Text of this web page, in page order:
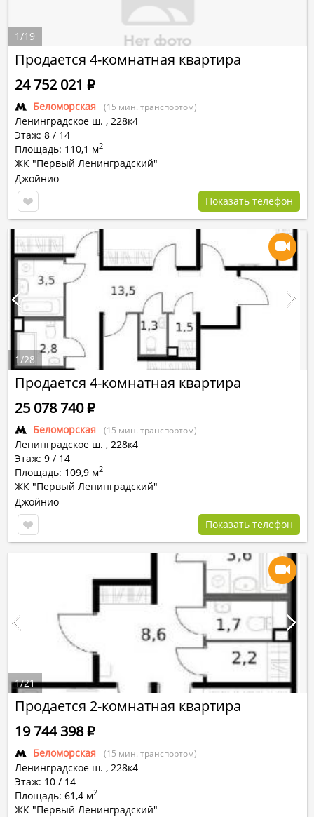
Продается 4-комнатная квартира
Беломорская (15 мин. транспортом)
Ленинградское ш. , 228к4
Этаж: 8 / 14
Площадь: 110,1 м2
ЖК "Первый Ленинградский"
24 752 021 Р
Джойнио
Показать телефон
1/19
Продается 4-комнатная квартира
Беломорская (15 мин. транспортом)
Ленинградское ш. , 228к4
Этаж: 9 / 14
Площадь: 109,9 м2
ЖК "Первый Ленинградский"
25 078 740Р
Джойнио
Показать телефон
1/28
Продается 2-комнатная квартира
Беломорская (15 мин. транспортом)
Ленинградское ш. , 228к4
Этаж: 10 / 14
Площадь: 61,4 м2
ЖК "Первый Ленинградский"
19 744 398Р
1/21